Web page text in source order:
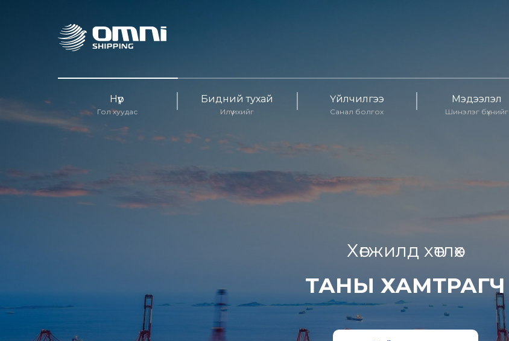
Нүүр
Гол хуудас
Бидний тухай
Илүү ихийг
Үйлчилгээ
Санал болгох
Мэдээлэл
Шинэлэг бүхнийг
Хөгжилд хөтлөх
ТАНЫ ХАМТРАГЧ